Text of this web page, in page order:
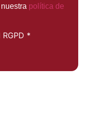
política de
*